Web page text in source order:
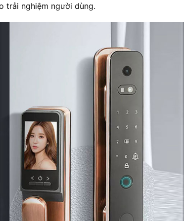
trải nghiệm người dùng.